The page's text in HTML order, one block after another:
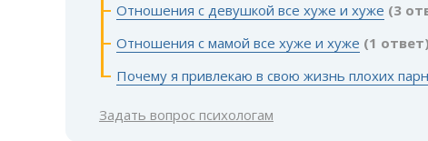
Отношения с девушкой все хуже и хуже (3
Отношения с мамой все хуже и хуже (1
Почему я привлекаю в свою жизнь плохих
Задать вопрос психологам